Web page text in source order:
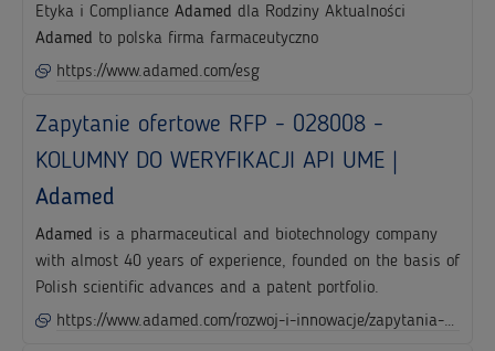
Etyka i Compliance Adamed dla Rodziny Aktualności
Adamed to polska firma farmaceutyczno
https://www.adamed.com/esg
Zapytanie ofertowe RFP - 028008 -
KOLUMNY DO WERYFIKACJI API UME |
Adamed
Adamed is a pharmaceutical and biotechnology company
with almost 40 years of experience, founded on the basis of
Polish scientific advances and a patent portfolio.
https://www.adamed.com/rozwoj-i-innowacje/zapytania-ofertowe-i-przetargi/zapytanie-ofertowe-rfp-028008-kolumny-do-weryfikacji-api-ume